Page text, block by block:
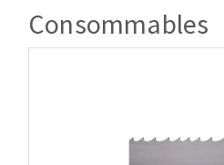
Consommables